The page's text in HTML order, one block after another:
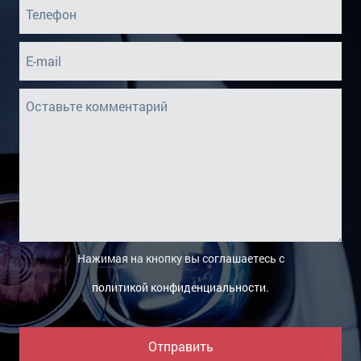
Рама
Решетка В Бампер Правая
Решетка В Бампер Центральная
Нажимая на кнопку вы соглашаетесь с
политикой конфиденциальности.
Отправить